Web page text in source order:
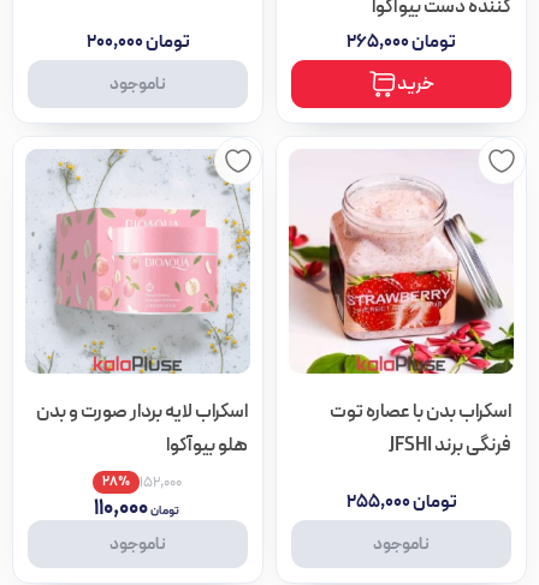
کننده دست بیوآکوا
تومان
خرید
تومان۲۰۰,۰۰۰
ناموجود
اسکراب بدن با عصاره توت
فرنگی برند JFSHI
تومان۲۵۵,۰۰۰
ناموجود
اسکراب لایه بردار صورت و بدن
هلو بیوآکوا
۲۸% ۱۵۲,۰۰۰
تومان
ناموجود